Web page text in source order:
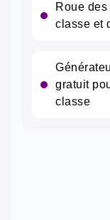
Roue
classe et
gratuit
classe